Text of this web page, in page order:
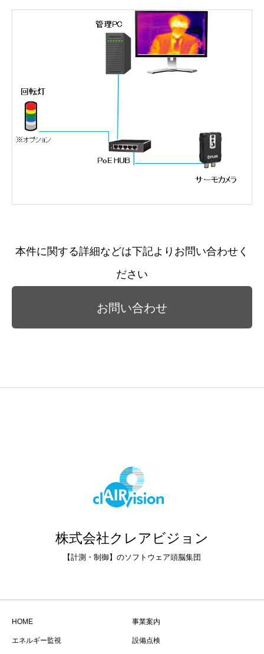
本件に関する詳細などは下記よりお問い合わせく
ださい
お問い合わせ
株式会社クレアビジョン
【計測・制御】のソフトウェア頭脳集団
HOME 事業案内
エネルギー監視 設備点検